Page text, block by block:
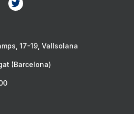
17-19, Vallsolana
(Barcelona)